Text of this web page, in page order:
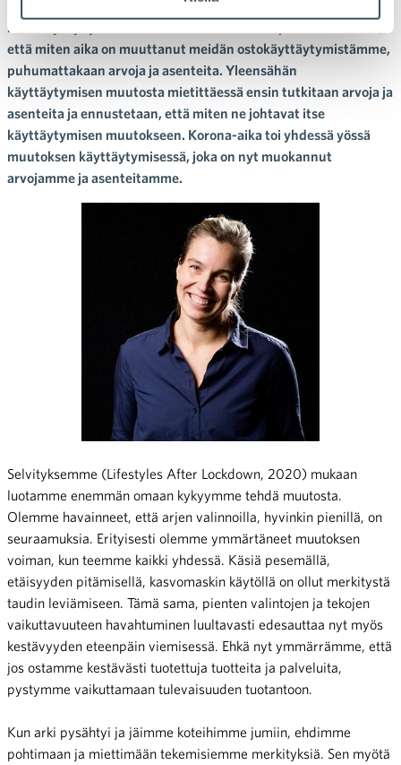
elämään. Tuleeko se olemaan paluuta ”normaaliin” vai onko
meille syntynyt uusi arki? Moni varmasti kaupan alalla miettii,
että miten aika on muuttanut meidän ostokäyttäytymistämme,
puhumattakaan arvoja ja asenteita. Yleensähän
käyttäytymisen muutosta mietittäessä ensin tutkitaan arvoja ja
asenteita ja ennustetaan, että miten ne johtavat itse
käyttäytymisen muutokseen. Korona-aika toi yhdessä yössä
muutoksen käyttäytymisessä, joka on nyt muokannut
arvojamme ja asenteitamme.
Selvityksemme (Lifestyles After Lockdown, 2020) mukaan
luotamme enemmän omaan kykyymme tehdä muutosta.
Olemme havainneet, että arjen valinnoilla, hyvinkin pienillä, on
seuraamuksia. Erityisesti olemme ymmärtäneet muutoksen
voiman, kun teemme kaikki yhdessä. Käsiä pesemällä,
etäisyyden pitämisellä, kasvomaskin käytöllä on ollut merkitystä
taudin leviämiseen. Tämä sama, pienten valintojen ja tekojen
vaikuttavuuteen havahtuminen luultavasti edesauttaa nyt myös
kestävyyden eteenpäin viemisessä. Ehkä nyt ymmärrämme, että
jos ostamme kestävästi tuotettuja tuotteita ja palveluita,
pystymme vaikuttamaan tulevaisuuden tuotantoon.
Kun arki pysähtyi ja jäimme koteihimme jumiin, ehdimme
pohtimaan ja miettimään tekemisiemme merkityksiä. Sen myötä